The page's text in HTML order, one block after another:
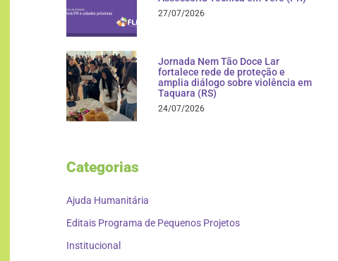
27/07/2026
Jornada Nem Tão Doce Lar
fortalece rede de proteção e
amplia diálogo sobre violência em
Taquara (RS)
24/07/2026
Categorias
Ajuda Humanitária
Editais Programa de Pequenos Projetos
Institucional